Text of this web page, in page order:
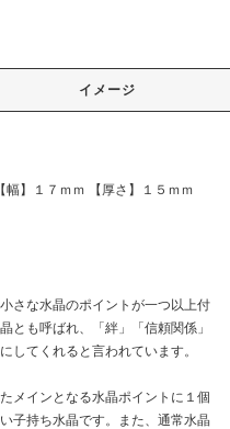
イメージ
】１７ｍｍ 【厚さ】１５ｍｍ
さな水晶のポイントが一つ以上付
とも呼ばれ、「絆」「信頼関係」
してくれると言われています。
メインとなる水晶ポイントに１個
子持ち水晶です。また、通常水晶